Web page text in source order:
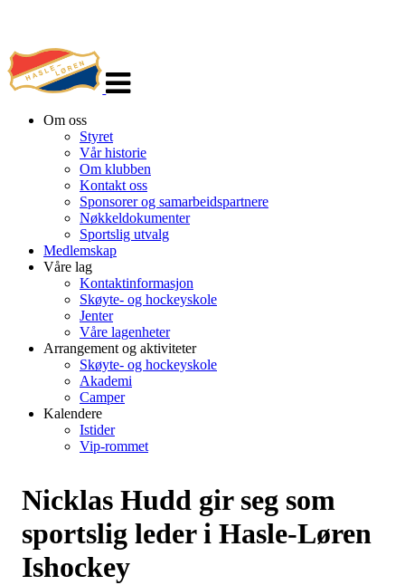
navigasjon
Om oss
Styret
Vår historie
Om klubben
Kontakt oss
Sponsorer og samarbeidspartnere
Nøkkeldokumenter
Sportslig utvalg
Medlemskap
Våre lag
Kontaktinformasjon
Skøyte- og hockeyskole
Jenter
Våre lagenheter
Arrangement og aktiviteter
Skøyte- og hockeyskole
Akademi
Camper
Kalendere
Istider
Vip-rommet
Nicklas Hudd gir seg som
sportslig leder i Hasle-Løren
Ishockey